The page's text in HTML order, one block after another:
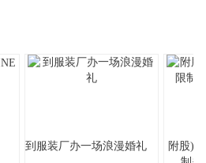
到服装厂办一场浪漫婚礼
附股)